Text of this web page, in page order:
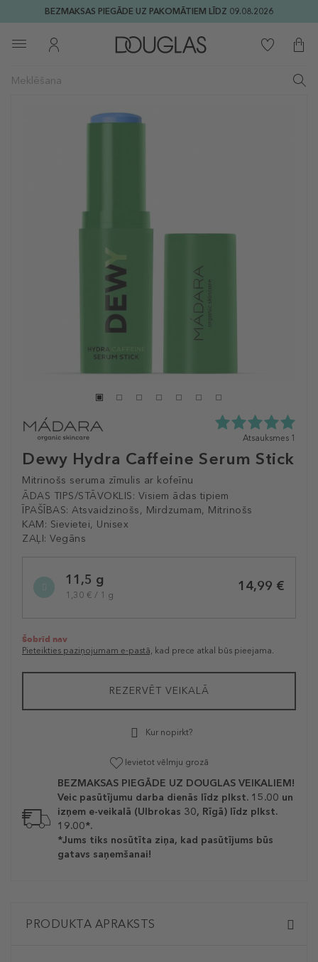
BEZMAKSAS PIEGĀDE UZ PAKOMĀTIEM LĪDZ 09.08.2026
Dewy Hydra Caffeine Serum Stick
Mitrinošs seruma zīmulis ar kofeīnu
ĀDAS TIPS/STĀVOKLIS: Visiem ādas tipiem
ĪPAŠĪBAS: Atsvaidzinošs, Mirdzumam, Mitrinošs
KAM: Sievietei, Unisex
ZAĻI: Vegāns
5.0
no
atsauksmēm
Atsauksmes 1
variation11,5 g
1,30 € / 1 g
14,99 €
Šobrīd nav
Pieteikties paziņojumam e-pastā, kad prece atkal būs pieejama.
REZERVĒT VEIKALĀ
Kur nopirkt?
Ievietot vēlmju grozā
BEZMAKSAS PIEGĀDE UZ DOUGLAS VEIKALIEM!
Veic pasūtījumu darba dienās līdz plkst. 15.00 un
izņem e-veikalā (Ulbrokas 30, Rīgā) līdz plkst.
19.00*.
*Jums tiks nosūtīta ziņa, kad pasūtījums būs
gatavs saņemšanai!
PRODUKTA APRAKSTS